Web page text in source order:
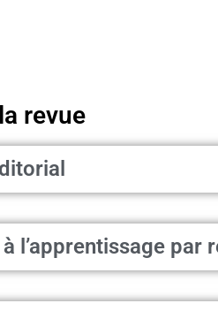
revue
l’apprentissage par